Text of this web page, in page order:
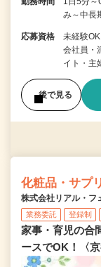
み～中長
応募資格
未経験
会社員・
イト・主
後で見る
化粧品・サプ
株式会社リアル・フ
業務委託 登録制
家事・育児の合
ースでOK！〈京